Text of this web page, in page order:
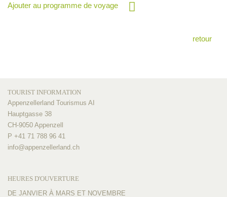
Ajouter au programme de voyage
retour
TOURIST INFORMATION
Appenzellerland Tourismus AI
Hauptgasse 38
CH-9050 Appenzell
P +41 71 788 96 41
info@appenzellerland.ch
HEURES D'OUVERTURE
DE JANVIER À MARS ET NOVEMBRE